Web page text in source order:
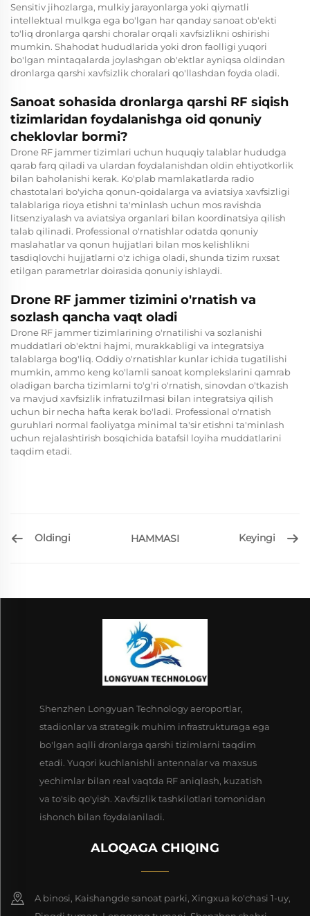
Sensitiv jihozlarga, mulkiy jarayonlarga yoki qiymatli
intellektual mulkga ega bo'lgan har qanday sanoat ob'ekti
to'liq dronlarga qarshi choralar orqali xavfsizlikni oshirishi
mumkin. Shahodat hududlarida yoki dron faolligi yuqori
bo'lgan mintaqalarda joylashgan ob'ektlar ayniqsa oldindan
dronlarga qarshi xavfsizlik choralari qo'llashdan foyda oladi.
Sanoat sohasida dronlarga qarshi RF siqish
tizimlaridan foydalanishga oid qonuniy
cheklovlar bormi?
Drone RF jammer tizimlari uchun huquqiy talablar hududga
qarab farq qiladi va ulardan foydalanishdan oldin ehtiyotkorlik
bilan baholanishi kerak. Ko'plab mamlakatlarda radio
chastotalari bo'yicha qonun-qoidalarga va aviatsiya xavfsizligi
talablariga rioya etishni ta'minlash uchun mos ravishda
litsenziyalash va aviatsiya organlari bilan koordinatsiya qilish
talab qilinadi. Professional o'rnatishlar odatda qonuniy
maslahatlar va qonun hujjatlari bilan mos kelishlikni
tasdiqlovchi hujjatlarni o'z ichiga oladi, shunda tizim ruxsat
etilgan parametrlar doirasida qonuniy ishlaydi.
Drone RF jammer tizimini o'rnatish va
sozlash qancha vaqt oladi
Drone RF jammer tizimlarining o'rnatilishi va sozlanishi
muddatlari ob'ektni hajmi, murakkabligi va integratsiya
talablarga bog'liq. Oddiy o'rnatishlar kunlar ichida tugatilishi
mumkin, ammo keng ko'lamli sanoat komplekslarini qamrab
oladigan barcha tizimlarni to'g'ri o'rnatish, sinovdan o'tkazish
va mavjud xavfsizlik infratuzilmasi bilan integratsiya qilish
uchun bir necha hafta kerak bo'ladi. Professional o'rnatish
guruhlari normal faoliyatga minimal ta'sir etishni ta'minlash
uchun rejalashtirish bosqichida batafsil loyiha muddatlarini
taqdim etadi.
Oldingi HAMMASI Keyingi
Shenzhen Longyuan Technology aeroportlar,
stadionlar va strategik muhim infrastrukturaga ega
bo'lgan aqlli dronlarga qarshi tizimlarni taqdim
etadi. Yuqori kuchlanishli antennalar va maxsus
yechimlar bilan real vaqtda RF aniqlash, kuzatish
va to'sib qo'yish. Xavfsizlik tashkilotlari tomonidan
ishonch bilan foydalaniladi.
ALOQAGA CHIQING
A binosi, Kaishangde sanoat parki, Xingxua ko'chasi 1-uy,